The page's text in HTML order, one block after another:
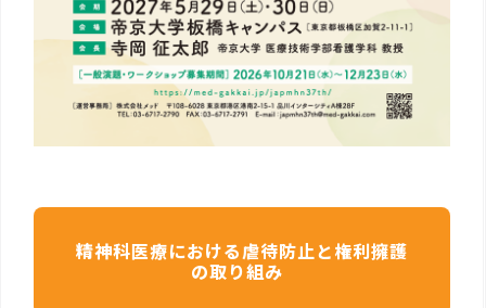
精神科医療における虐待防止と権利擁護
の取り組み